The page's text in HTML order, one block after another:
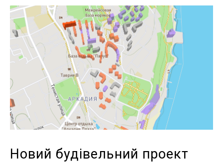
Новий будівельний проект